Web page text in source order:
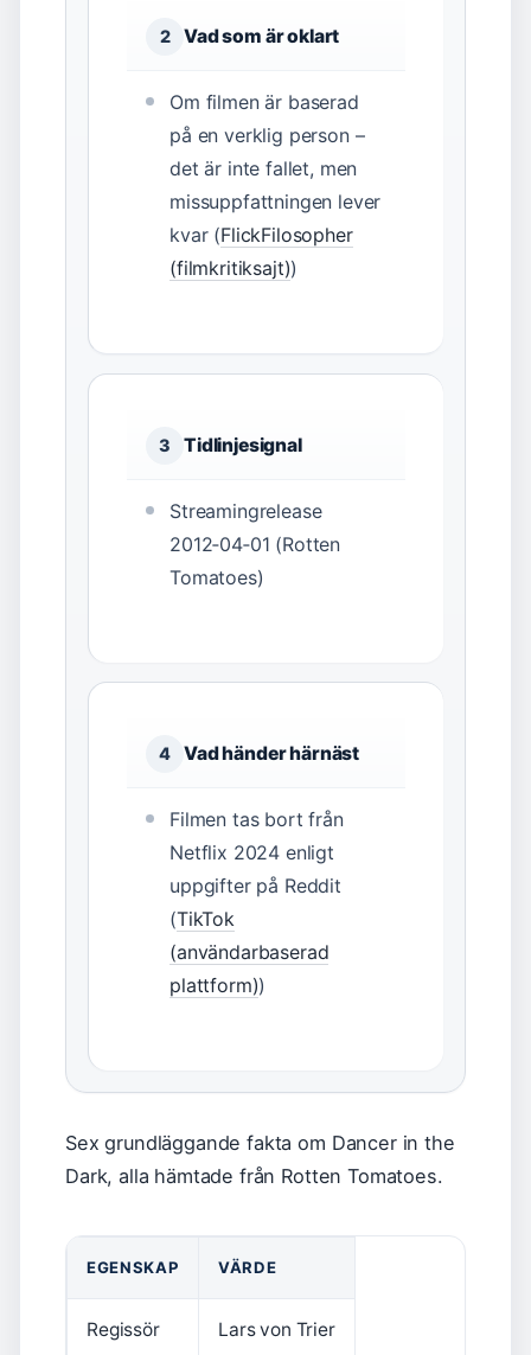
2 Vad som är oklart
Om filmen är baserad
på en verklig person –
det är inte fallet, men
missuppfattningen lever
kvar (FlickFilosopher
(filmkritiksajt))
3 Tidlinjesignal
Streamingrelease
2012‑04‑01 (Rotten
Tomatoes)
4 Vad händer härnäst
Filmen tas bort från
Netflix 2024 enligt
uppgifter på Reddit
(TikTok
(användarbaserad
plattform))
Sex grundläggande fakta om Dancer in the
Dark, alla hämtade från Rotten Tomatoes.
EGENSKAP VÄRDE
Regissör Lars von Trier